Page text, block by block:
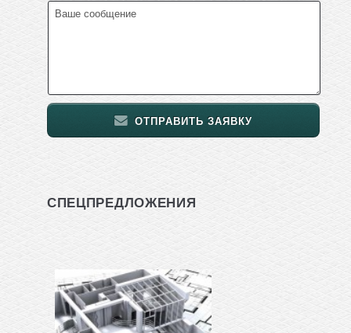
ОТПРАВИТЬ ЗАЯВКУ
СПЕЦПРЕДЛОЖЕНИЯ